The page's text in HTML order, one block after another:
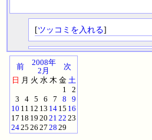
[ツッコミを入れる]
前
2008年
2月
次
日 月 火 水 木 金 土
1
2
3
4 5 6 7 8
9
10 11 12 13 14 15 16
17 18 19 20 21 22 23
2425 26 27 28 29